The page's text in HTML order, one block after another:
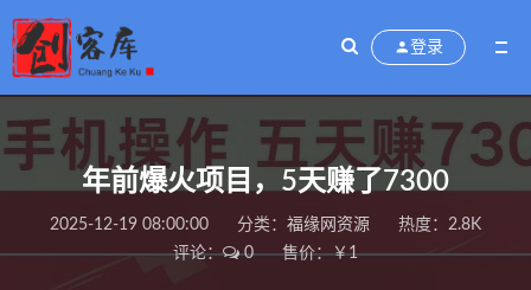
登录
年前爆火项目，5天赚了7300
2025-12-19 08:00:00 分类： 福缘网资源
热度：2.8K
评论：
0 售价：￥1